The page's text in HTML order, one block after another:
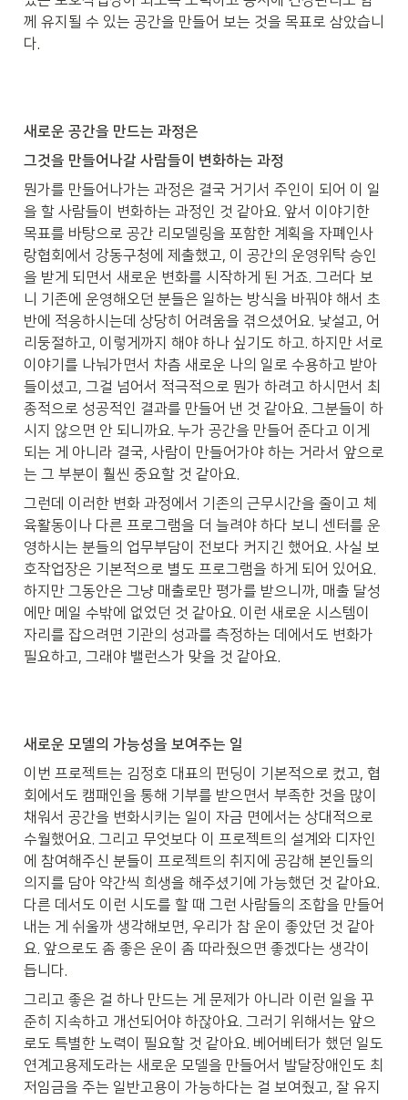
께 유지될 수 있는 공간을 만들어 보는 것을 목표로 삼았습니
다.
새로운 공간을 만드는 과정은
그것을 만들어나갈 사람들이 변화하는 과정
뭔가를 만들어나가는 과정은 결국 거기서 주인이 되어 이 일
을 할 사람들이 변화하는 과정인 것 같아요. 앞서 이야기한
목표를 바탕으로 공간 리모델링을 포함한 계획을 자폐인사
랑협회에서 강동구청에 제출했고, 이 공간의 운영위탁 승인
을 받게 되면서 새로운 변화를 시작하게 된 거죠. 그러다 보
니 기존에 운영해오던 분들은 일하는 방식을 바꿔야 해서 초
반에 적응하시는데 상당히 어려움을 겪으셨어요. 낯설고, 어
리둥절하고, 이렇게까지 해야 하나 싶기도 하고. 하지만 서로
이야기를 나눠가면서 차츰 새로운 나의 일로 수용하고 받아
들이셨고, 그걸 넘어서 적극적으로 뭔가 하려고 하시면서 최
종적으로 성공적인 결과를 만들어 낸 것 같아요. 그분들이 하
시지 않으면 안 되니까요. 누가 공간을 만들어 준다고 이게
되는 게 아니라 결국, 사람이 만들어가야 하는 거라서 앞으로
는 그 부분이 훨씬 중요할 것 같아요.
그런데 이러한 변화 과정에서 기존의 근무시간을 줄이고 체
육활동이나 다른 프로그램을 더 늘려야 하다 보니 센터를 운
영하시는 분들의 업무부담이 전보다 커지긴 했어요. 사실 보
호작업장은 기본적으로 별도 프로그램을 하게 되어 있어요.
하지만 그동안은 그냥 매출로만 평가를 받으니까, 매출 달성
에만 메일 수밖에 없었던 것 같아요. 이런 새로운 시스템이
자리를 잡으려면 기관의 성과를 측정하는 데에서도 변화가
필요하고, 그래야 밸런스가 맞을 것 같아요.
새로운 모델의 가능성을 보여주는 일
이번 프로젝트는 김정호 대표의 펀딩이 기본적으로 컸고, 협
회에서도 캠패인을 통해 기부를 받으면서 부족한 것을 많이
채워서 공간을 변화시키는 일이 자금 면에서는 상대적으로
수월했어요. 그리고 무엇보다 이 프로젝트의 설계와 디자인
에 참여해주신 분들이 프로젝트의 취지에 공감해 본인들의
의지를 담아 약간씩 희생을 해주셨기에 가능했던 것 같아요.
다른 데서도 이런 시도를 할 때 그런 사람들의 조합을 만들어
내는 게 쉬울까 생각해보면, 우리가 참 운이 좋았던 것 같아
요. 앞으로도 좀 좋은 운이 좀 따라줬으면 좋겠다는 생각이
듭니다.
그리고 좋은 걸 하나 만드는 게 문제가 아니라 이런 일을 꾸
준히 지속하고 개선되어야 하잖아요. 그러기 위해서는 앞으
로도 특별한 노력이 필요할 것 같아요. 베어베터가 했던 일도
연계고용제도라는 새로운 모델을 만들어서 발달장애인도 최
저임금을 주는 일반고용이 가능하다는 걸 보여줬고, 잘 유지